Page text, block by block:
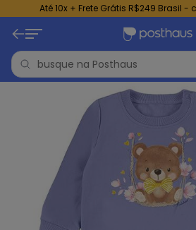
Até 10x + Frete Grátis R$249 Brasil -